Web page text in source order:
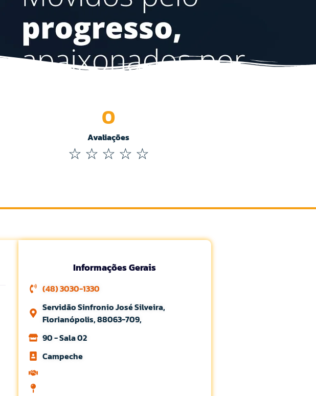
Avaliações
0
☆ ☆ ☆ ☆ ☆
Informações Gerais
(48) 3030-1330
Servidão Sinfronio José Silveira,
Florianópolis, 88063-709,
90 - Sala 02
Campeche